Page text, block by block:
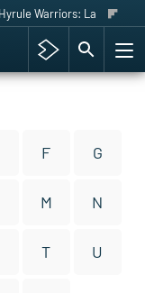
Hyrule Warriors: La Era del
F G
M N
T U